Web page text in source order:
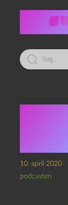
Led
efter:
10. april 2020
podcasten